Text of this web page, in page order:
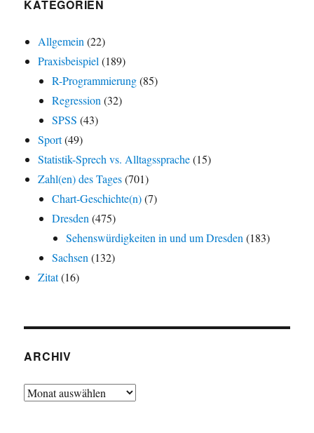
KATEGORIEN
Allgemein(22)
Praxisbeispiel(189)
R-Programmierung(85)
Regression(32)
SPSS (43)
Sport(49)
Statistik-Sprech vs. Alltagssprache(15)
Zahl(en) des Tages(701)
Chart-Geschichte(n)(7)
Dresden(475)
Sehenswürdigkeiten in und um Dresden(183)
Sachsen(132)
Zitat(16)
ARCHIV
Archiv